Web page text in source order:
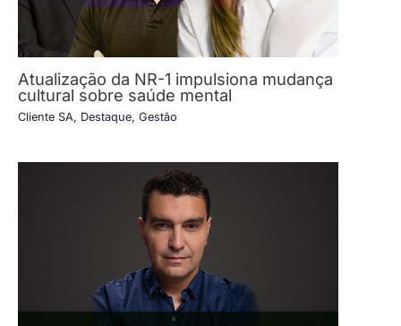
Atualização da NR-1 impulsiona mudança
cultural sobre saúde mental
Cliente SA, Destaque, Gestão